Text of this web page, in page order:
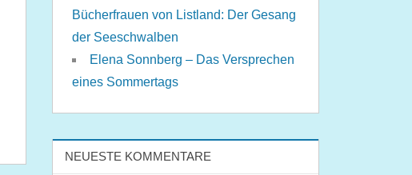
Bücherfrauen von Listland: Der Gesang
der Seeschwalben
Elena Sonnberg – Das Versprechen
eines Sommertags
NEUESTE KOMMENTARE